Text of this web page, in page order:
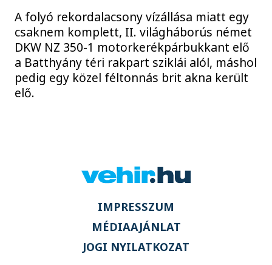
A folyó rekordalacsony vízállása miatt egy
csaknem komplett, II. világháborús német
DKW NZ 350-1 motorkerékpárbukkant elő
a Batthyány téri rakpart sziklái alól, máshol
pedig egy közel féltonnás brit akna került
elő.
IMPRESSZUM
MÉDIAAJÁNLAT
JOGI NYILATKOZAT